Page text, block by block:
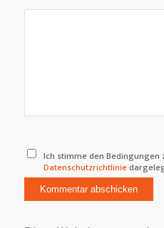
Ich stimme den Bedingungen
Datenschutzrichtlinie